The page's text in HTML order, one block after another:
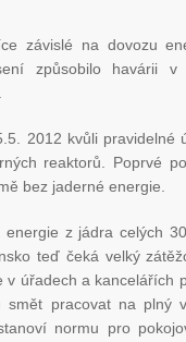
závislé na dovozu
způsobilo havárii v
2012 kvůli pravidelné
reaktorů. Poprvé
bez jaderné energie.
energie z jádra celých
teď čeká velký
v úřadech a kancelářích
smět pracovat na plný
normu pro